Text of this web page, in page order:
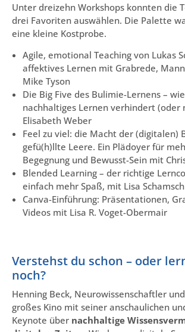
Unter dreizehn Workshops konnten die
drei Favoriten auswählen. Die Palette
eine kleine Kostprobe.
Agile, emotional Teaching von Lukas
affektives Lernen mit Grabrede,
Mike Tyson
Die Big Five des Bulimie-Lernens –
nachhaltiges Lernen verhindert (oder
Elisabeth Weber
Feel zu viel: die Macht der (digitalen)
gefü(h)llte Leere. Ein Plädoyer für
Begegnung und Bewusst-Sein mit
Blended Learning – der richtige
einfach mehr Spaß, mit Lisa
Canva-Einführung: Präsentationen,
Videos mit Lisa R. Voget-Obermair
Verstehst du schon – oder
noch?
Henning Beck, Neurowissenschaftler
großes Kino mit seiner anschaulichen
Keynote über nachhaltige